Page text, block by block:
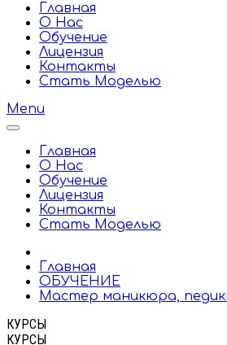
Главная
О Нас
Обучение
Лицензия
Контакты
Стать Моделью
Menu
Главная
О Нас
Обучение
Лицензия
Контакты
Стать Моделью
Главная
ОБУЧЕНИЕ
Мастер маникюра,
КУРСЫ
КУРСЫ